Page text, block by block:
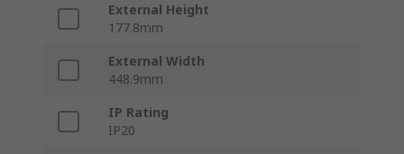
External Height
177.8mm
External Width
448.9mm
IP Rating
IP20